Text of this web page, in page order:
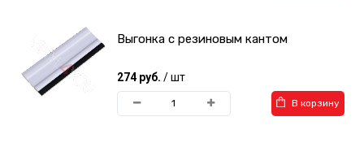
Выгонка с резиновым кантом
274 руб. / шт
В корзину